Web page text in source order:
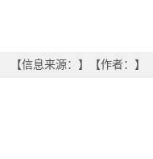
【信息来源： 】 【作者： 】